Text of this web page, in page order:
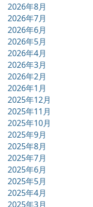
2026年8月
2026年7月
2026年6月
2026年5月
2026年4月
2026年3月
2026年2月
2026年1月
2025年12月
2025年11月
2025年10月
2025年9月
2025年8月
2025年7月
2025年6月
2025年5月
2025年4月
2025年3月